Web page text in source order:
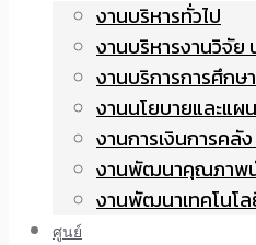
งานบริหารทั่วไป
งานบริหารงานวิจัย
งานบริการการศึกษ
งานนโยบายและแ
งานการเงินการคลั
งานพัฒนาคุณภาพ
งานพัฒนาเทคโนโ
ศูนย์